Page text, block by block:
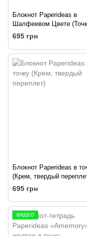
Блокнот Paperideas в
Шалфеевом Цвете
100 г/м², Твердый
695 грн
Блокнот Paperideas в
(Крем, твердый
695 грн
ВИДЕО